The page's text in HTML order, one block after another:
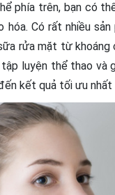
phía trên, bạn có
Có rất nhiều
rửa mặt từ
luyện thể thao và
kết quả tối ưu nhất